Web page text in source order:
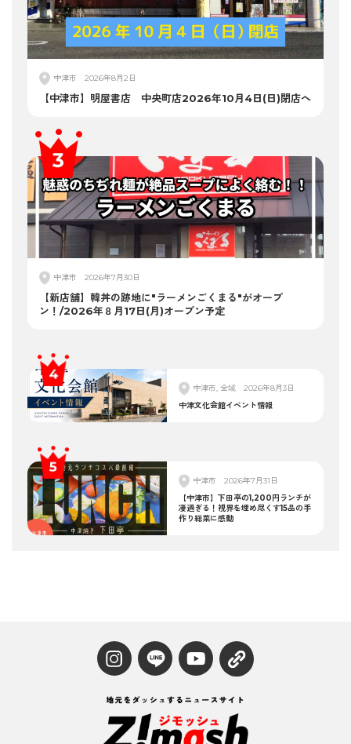
中津市 2026年8月2日
【中津市】明屋書店 中央町店2026年10月4日(日)閉店へ
中津市 2026年7月30日
【新店舗】韓丼の跡地に"ラーメンごくまる"がオープ
ン！/2026年８月17日(月)オープン予定
中津市, 全域
2026年8月3日
中津文化会館イベント情報
中津市
2026年7月31日
【中津市】下田亭の1,200円ランチが
凄過ぎる！視界を埋め尽くす15品の手
作り総菜に感動